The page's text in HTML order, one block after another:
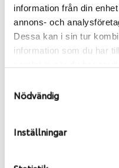
information från din
annons- och
Dessa kan i sin tur
information som du har
Nödvändig
Inställningar
Ange
du valt passar din
skall sättas på dina
årens lopp och inte
bilen hade ut från fabrik.